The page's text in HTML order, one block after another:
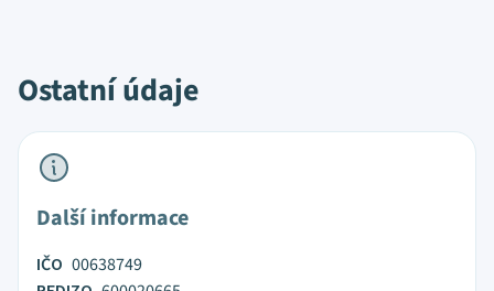
Ostatní údaje
Další informace
IČO 00638749